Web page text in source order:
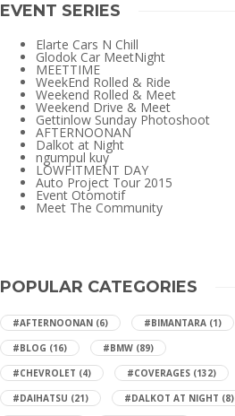
EVENT SERIES
Elarte Cars N Chill
Glodok Car MeetNight
MEETTIME
WeekEnd Rolled & Ride
Weekend Rolled & Meet
Weekend Drive & Meet
Gettinlow Sunday Photoshoot
AFTERNOONAN
Dalkot at Night
ngumpul kuy
LOWFITMENT DAY
Auto Project Tour 2015
Event Otomotif
Meet The Community
POPULAR CATEGORIES
#AFTERNOONAN (6) #BIMANTARA (1)
#BLOG (16) #BMW (89)
#CHEVROLET (4) #COVERAGES (132)
#DAIHATSU (21) #DALKOT AT NIGHT (8)